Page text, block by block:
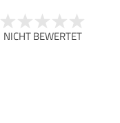
NICHT BEWERTET